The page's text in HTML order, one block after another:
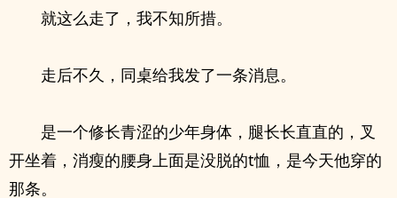
就这么走了，我不知所措。
走后不久，同桌给我发了一条消息。
是一个修长青涩的少年身体，腿长长直直的，叉
开坐着，消瘦的腰身上面是没脱的t恤，是今天他穿的
那条。